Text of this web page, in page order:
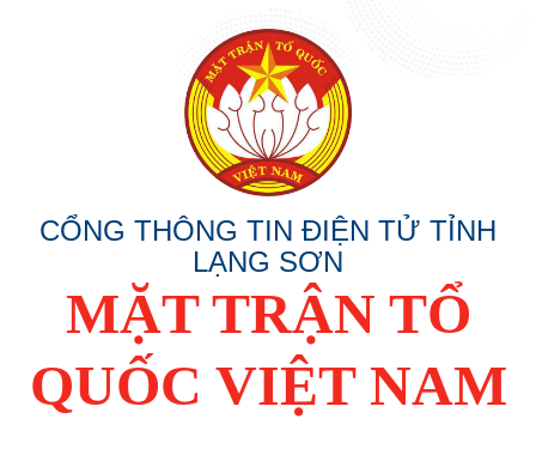
CỔNG THÔNG TIN ĐIỆN TỬ TỈNH
LẠNG SƠN
MẶT TRẬN TỔ
QUỐC VIỆT NAM